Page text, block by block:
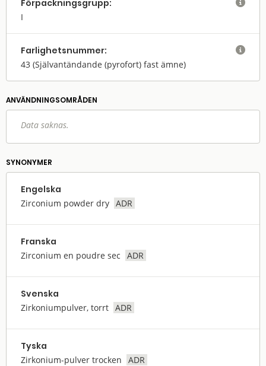
Förpack­nings­grupp:
I

Farlighets­nummer:
43 (Självantändande (pyrofort) fast ämne)

ANVÄNDNINGS­OMRÅDEN
Data saknas.
SYNONYMER
Engelska
Zirconium powder dry ADR
Franska
Zirconium en poudre sec ADR
Svenska
Zirkoniumpulver, torrt ADR
Tyska
Zirkonium-pulver trocken ADR